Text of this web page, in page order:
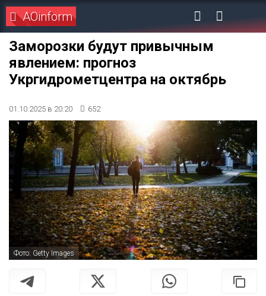
AOinform
Заморозки будут привычным
явлением: прогноз
Укргидрометцентра на октябрь
01.10.2025 в 20:20 652
Фото: Getty Images